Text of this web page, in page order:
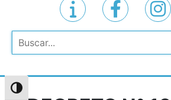
Alternar alto contraste
Pesquisar